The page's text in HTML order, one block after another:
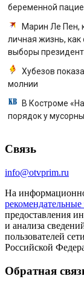
беременной
Марин Ле Пен,
личная жизнь, как
выборы
Хубезов
молнии
В Костроме
порядок у
Связь
info@otvprim.ru
На
предоставления
и анализа
пользователей
Российской
Обратная